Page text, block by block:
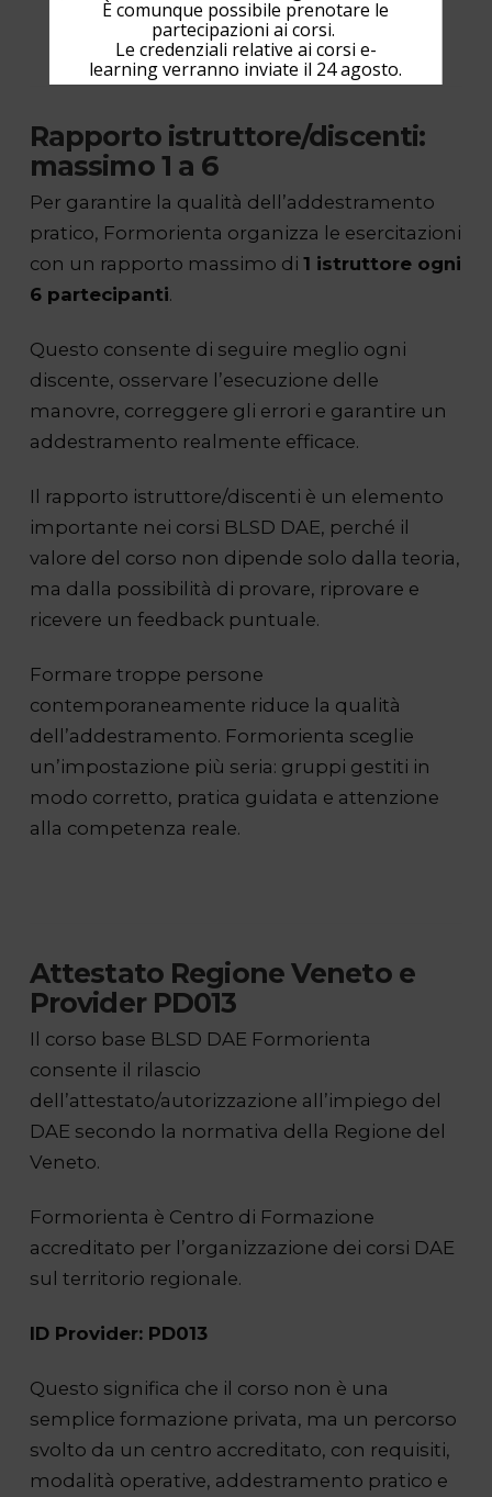
Rapporto istruttore/discenti:
massimo 1 a 6
Per garantire la qualità dell’addestramento
pratico, Formorienta organizza le esercitazioni
con un rapporto massimo di 1 istruttore ogni
6 partecipanti.
Questo consente di seguire meglio ogni
discente, osservare l’esecuzione delle
manovre, correggere gli errori e garantire un
addestramento realmente efficace.
Il rapporto istruttore/discenti è un elemento
importante nei corsi BLSD DAE, perché il
valore del corso non dipende solo dalla teoria,
ma dalla possibilità di provare, riprovare e
ricevere un feedback puntuale.
Formare troppe persone
contemporaneamente riduce la qualità
dell’addestramento. Formorienta sceglie
un’impostazione più seria: gruppi gestiti in
modo corretto, pratica guidata e attenzione
alla competenza reale.
Attestato Regione Veneto e
Provider PD013
Il corso base BLSD DAE Formorienta
consente il rilascio
dell’attestato/autorizzazione all’impiego del
DAE secondo la normativa della Regione del
Veneto.
Formorienta è Centro di Formazione
accreditato per l’organizzazione dei corsi DAE
sul territorio regionale.
ID Provider: PD013
Questo significa che il corso non è una
semplice formazione privata, ma un percorso
svolto da un centro accreditato, con requisiti,
modalità operative, addestramento pratico e
È comunque possibile prenotare le
partecipazioni ai corsi.
Le credenziali relative ai corsi e-
learning verranno inviate il 24 agosto.